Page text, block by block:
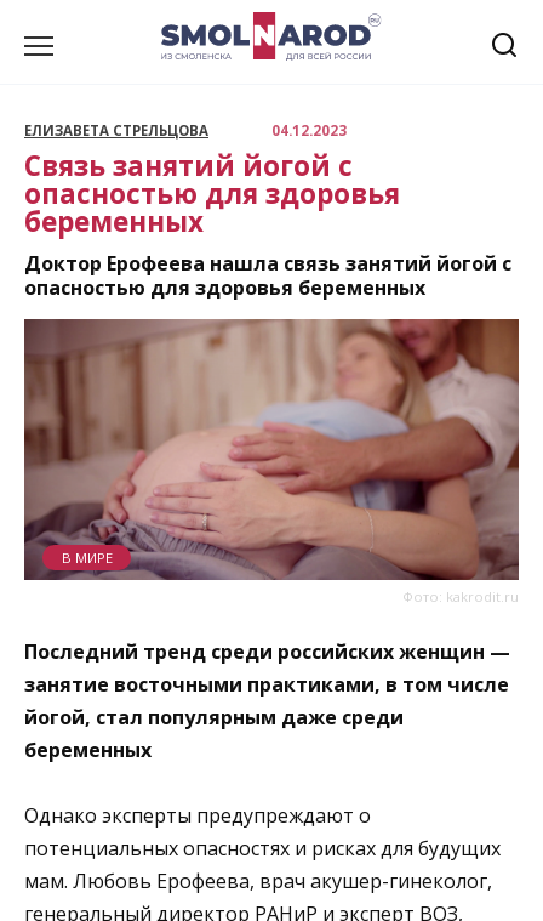
ЕЛИЗАВЕТА СТРЕЛЬЦОВА 04.12.2023
Связь занятий йогой с
опасностью для здоровья
беременных
Доктор Ерофеева нашла связь занятий йогой с
опасностью для здоровья беременных
Фото: kakrodit.ru
В МИРЕ
Последний тренд среди российских женщин —
занятие восточными практиками, в том числе
йогой, стал популярным даже среди
беременных
Однако эксперты предупреждают о
потенциальных опасностях и рисках для будущих
мам. Любовь Ерофеева, врач акушер-гинеколог,
генеральный директор РАНиР и эксперт ВОЗ,